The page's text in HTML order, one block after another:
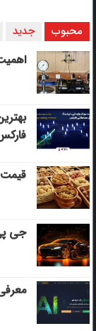
محبوب جدید
جی